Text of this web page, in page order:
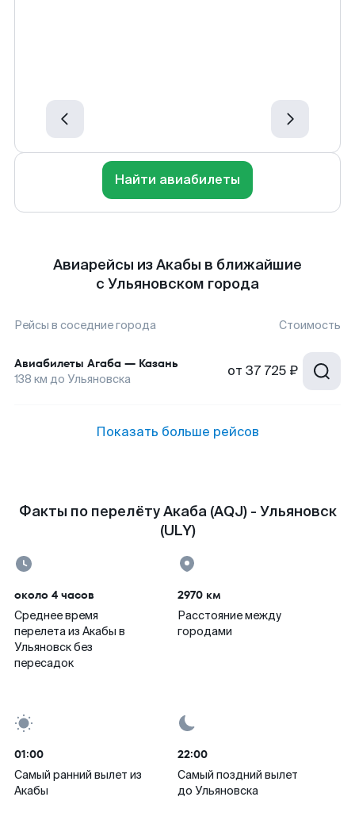
Найти авиабилеты
Авиарейсы из Акабы в ближайшие
с Ульяновском города
Рейсы в соседние города Стоимость
Авиабилеты Агаба — Казань
138 км до Ульяновска от 37 725 ₽
Показать больше рейсов
Факты по перелёту Акаба (AQJ) - Ульяновск
(ULY)
около 4 часов
Среднее время
перелета из Акабы в
Ульяновск без
пересадок
2970 км
Расстояние между
городами
01:00
Самый ранний вылет из
Акабы
22:00
Самый поздний вылет
до Ульяновска